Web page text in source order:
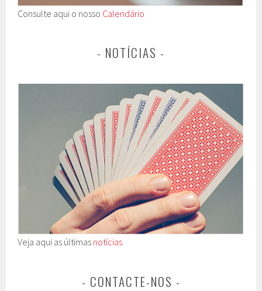
Consulte aqui o nosso Calendário
- NOTÍCIAS -
Veja aqui as últimas notícias
- CONTACTE-NOS -